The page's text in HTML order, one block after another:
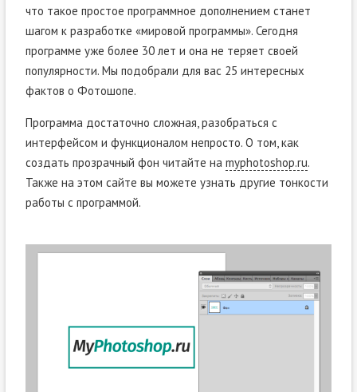
что такое простое программное дополнением станет
шагом к разработке «мировой программы». Сегодня
программе уже более 30 лет и она не теряет своей
популярности. Мы подобрали для вас 25 интересных
фактов о Фотошопе.
Программа достаточно сложная, разобраться с
интерфейсом и функционалом непросто. О том, как
создать прозрачный фон читайте на myphotoshop.ru.
Также на этом сайте вы можете узнать другие тонкости
работы с программой.